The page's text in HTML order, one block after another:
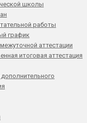
школы
работы
график
аттестации
итоговая аттестация